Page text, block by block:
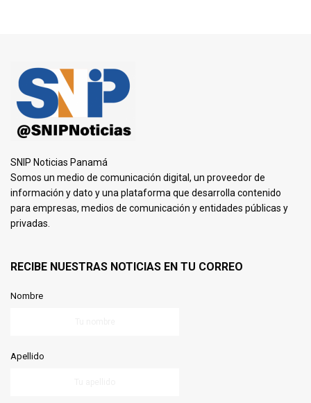
SNIP Noticias Panamá
Somos un medio de comunicación digital, un proveedor de
información y dato y una plataforma que desarrolla contenido
para empresas, medios de comunicación y entidades públicas y
privadas.
RECIBE NUESTRAS NOTICIAS EN TU CORREO
Nombre
Apellido